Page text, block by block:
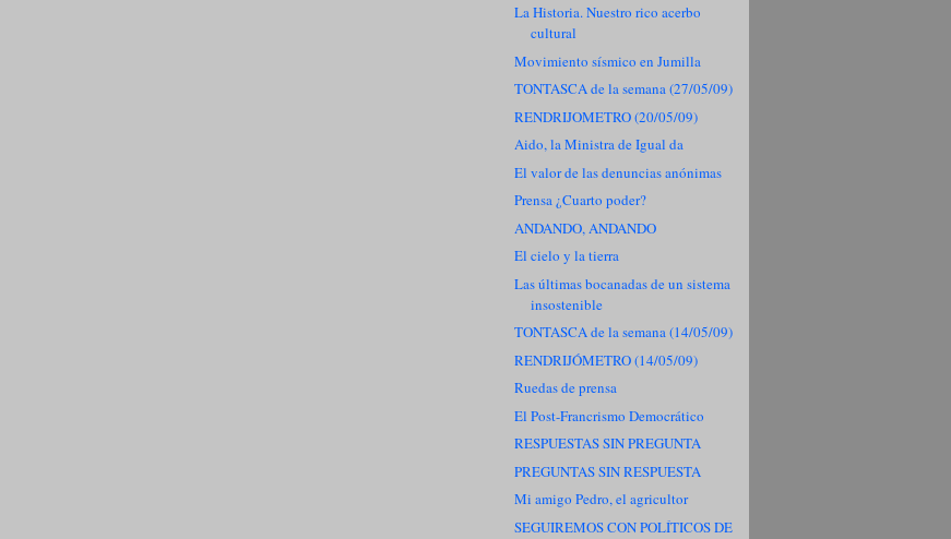
La Historia. Nuestro rico acerbo
cultural
Movimiento sísmico en Jumilla
TONTASCA de la semana (27/05/09)
RENDRIJOMETRO (20/05/09)
Aido, la Ministra de Igual da
El valor de las denuncias anónimas
Prensa ¿Cuarto poder?
ANDANDO, ANDANDO
El cielo y la tierra
Las últimas bocanadas de un sistema
insostenible
TONTASCA de la semana (14/05/09)
RENDRIJÓMETRO (14/05/09)
Ruedas de prensa
El Post-Francrismo Democrático
RESPUESTAS SIN PREGUNTA
PREGUNTAS SIN RESPUESTA
Mi amigo Pedro, el agricultor
SEGUIREMOS CON POLÍTICOS DE